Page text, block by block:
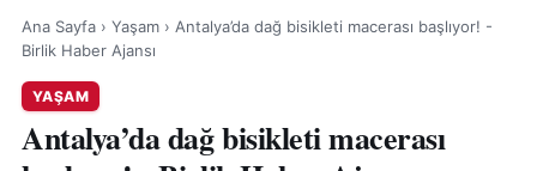
Ana Sayfa › Yaşam › Antalya’da dağ bisikleti macerası başlıyor! -
Birlik Haber Ajansı
YAŞAM
Antalya’da dağ bisikleti macerası